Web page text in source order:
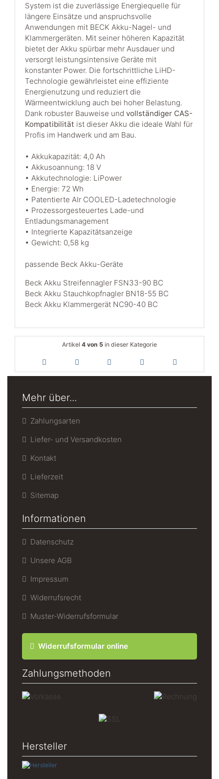
System ist die zuverlässige Energiequelle für
längere Einsätze und anspruchsvolle
Anwendungen mit BECK Akku-Nagel- und
Klammergeräten. Mit seiner höheren Kapazität
bietet der Akku spürbar mehr Ausdauer und
versorgt leistungsintensive Geräte mit
konstanter Power. Die fortschrittliche LiHD-
Technologie gewährleistet eine effiziente
Energienutzung und reduziert die
Wärmeentwicklung auch bei hoher Belastung.
Dank robuster Bauweise und vollständiger CAS-
Kompatibilität ist dieser Akku die ideale Wahl für
Profis im Handwerk und am Bau.
• Akkukapazität: 4,0 Ah
• Akkusoannung: 18 V
• Akkutechnologie: LiPower
• Energie: 72 Wh
• Patentierte AIr COOLED-Ladetechnologie
• Prozessorgesteuertes Lade-und
Entladungsmanagement
• Integrierte Kapazitätsanzeige
• Gewicht: 0,58 kg
passende Beck Akku-Geräte
Beck Akku Streifennagler FSN33-90 BC
Beck Akku Stauchkopfnagler BN18-55 BC
Beck Akku Klammergerät NC90-40 BC
Artikel 4 von 5 in dieser Kategorie
Mehr über...
Zahlungsarten
Liefer- und Versandkosten
Kontakt
Lieferzeit
Sitemap
Informationen
Datenschutz
Unsere AGB
Impressum
Widerrufsrecht
Muster-Widerrufsformular
Widerrufsformular online
Zahlungsmethoden
Hersteller